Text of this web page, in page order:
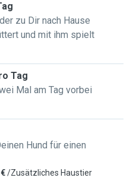
zu Dir nach Hause
und mit ihm spielt
Tag
Mal am Tag vorbei
Hund für einen
/Zusätzliches Haustier